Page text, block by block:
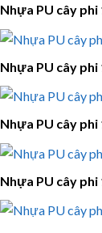
Nhựa PU cây phi
Nhựa PU cây phi
Nhựa PU cây phi
Nhựa PU cây phi